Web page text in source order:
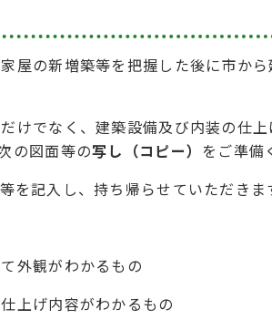
屋の新増築等を把握した後に市か
けでなく、建築設備及び内装の仕
の図面等の写し（コピー） をご準備
を記入し、持ち帰らせていただきま
外観がわかるもの
上げ内容がわかるもの